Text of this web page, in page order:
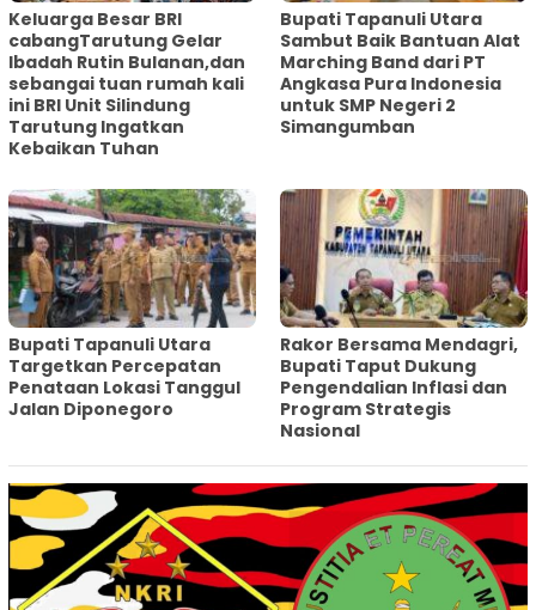
Keluarga Besar BRI
cabangTarutung Gelar
Ibadah Rutin Bulanan,dan
sebangai tuan rumah kali
ini BRI Unit Silindung
Tarutung Ingatkan
Kebaikan Tuhan
Bupati Tapanuli Utara
Sambut Baik Bantuan Alat
Marching Band dari PT
Angkasa Pura Indonesia
untuk SMP Negeri 2
Simangumban
‎Bupati Tapanuli Utara
Targetkan Percepatan
Penataan Lokasi Tanggul
Jalan Diponegoro
Rakor Bersama Mendagri,
Bupati Taput Dukung
Pengendalian Inflasi dan
Program Strategis
Nasional‎